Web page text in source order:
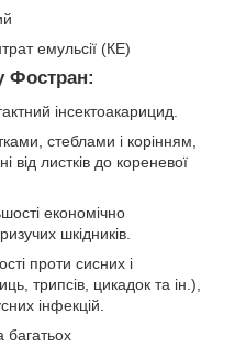
емульсії (КЕ)
Фостран:
інсектоакарицид.
стеблами і корінням,
листків до кореневої
економічно
шкідників.
проти сисних і
трипсів, цикадок та ін.),
інфекцій.
багатьох